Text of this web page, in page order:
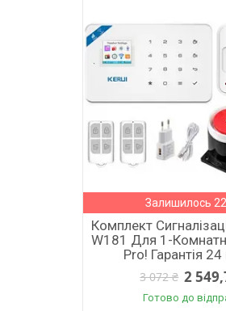
Залишилось 22
Комплект
W181 Для 1-
Pro! Гарантія 24
3 072 ₴ 2
Готово до